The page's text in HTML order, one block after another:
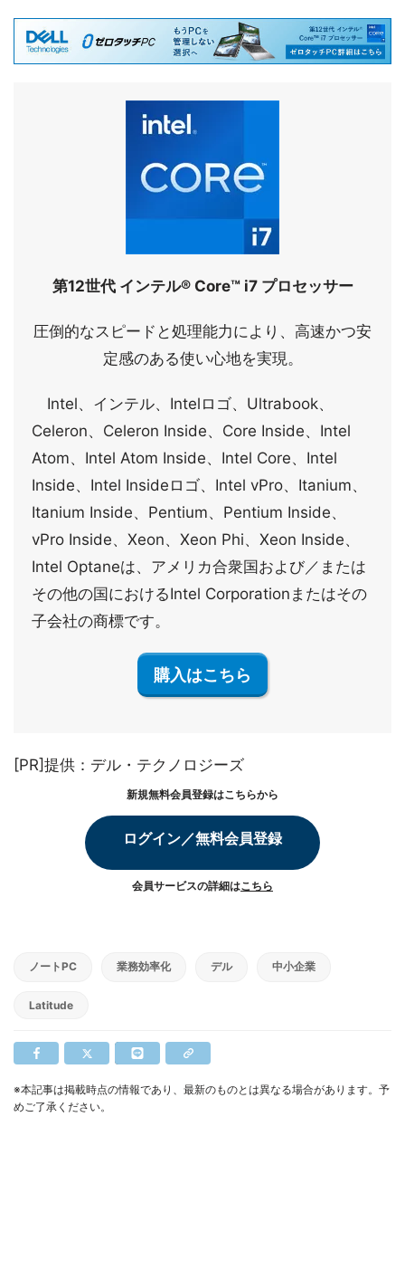
第12世代 インテル® Core™ i7 プロセッサー
圧倒的なスピードと処理能力により、高速かつ安
定感のある使い心地を実現。
Intel、インテル、Intelロゴ、Ultrabook、
Celeron、Celeron Inside、Core Inside、Intel
Atom、Intel Atom Inside、Intel Core、Intel
Inside、Intel Insideロゴ、Intel vPro、Itanium、
Itanium Inside、Pentium、Pentium Inside、
vPro Inside、Xeon、Xeon Phi、Xeon Inside、
Intel Optaneは、アメリカ合衆国および／または
その他の国におけるIntel Corporationまたはその
子会社の商標です。
購入はこちら
[PR]提供：デル・テクノロジーズ
新規無料会員登録はこちらから
ログイン／無料会員登録
会員サービスの詳細はこちら
ノートPC 業務効率化 デル 中小企業
Latitude
※本記事は掲載時点の情報であり、最新のものとは異なる場合があります。予
めご了承ください。